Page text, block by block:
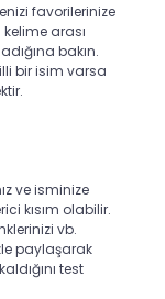
favorilerinize
arası
bakın.
bir isim varsa
ve isminize
kısım olabilir.
vb.
paylaşarak
test